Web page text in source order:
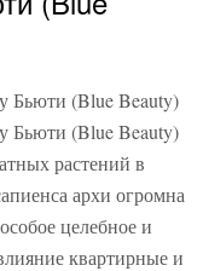
Бьюти (Blue Beauty)
Бьюти (Blue Beauty)
растений в
архи огромна
целебное и
квартирные и